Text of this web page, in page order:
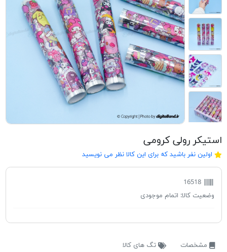
استیکر رولی کرومی
اولین نفر باشید که برای این کالا نظر می نویسید
16518
وضعیت کالا: اتمام موجودی
مشخصات تگ های کالا